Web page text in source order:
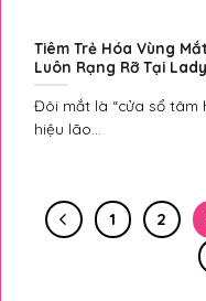
Tiêm Trẻ Hóa Vùng
Luôn Rạng Rỡ Tại
Đôi mắt là “cửa sổ tâm
hiệu lão...
1 2